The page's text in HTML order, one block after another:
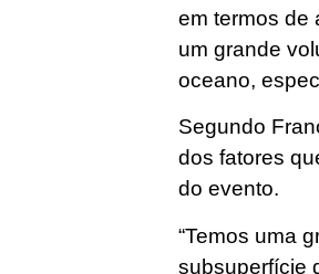
em termos de
um grande
oceano,
Segundo
dos fatores
do evento.
“Temos uma
subsuperfície